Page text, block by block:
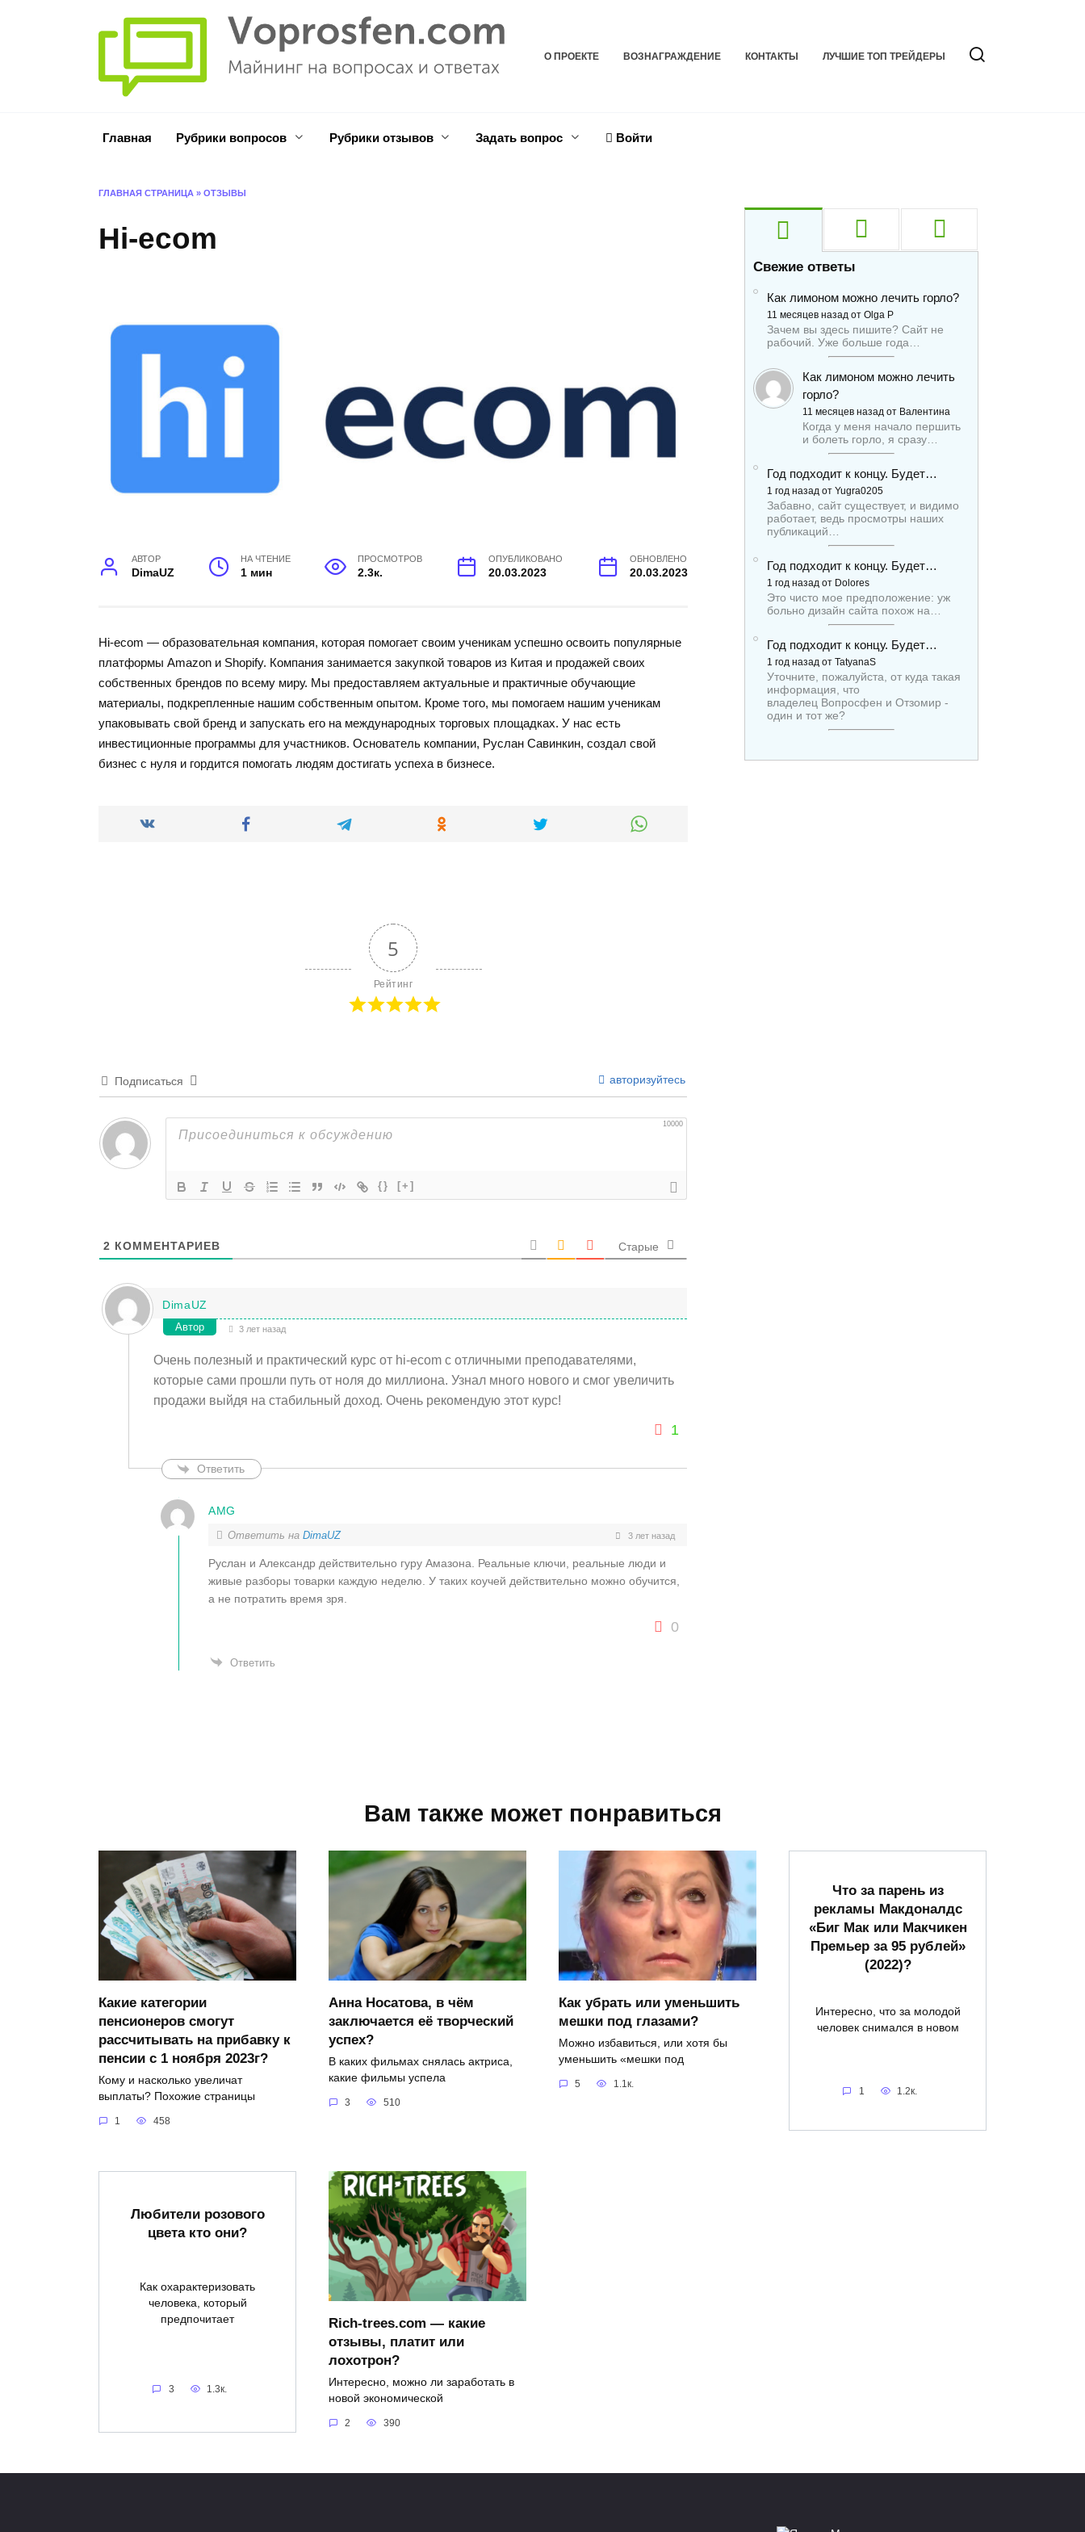
О ПРОЕКТЕ ВОЗНАГРАЖДЕНИЕ КОНТАКТЫ ЛУЧШИЕ ТОП ТРЕЙДЕРЫ
Главная Рубрики вопросов Рубрики отзывов Задать вопрос Войти
ГЛАВНАЯ СТРАНИЦА » ОТЗЫВЫ
Hi-ecom
АВТОР
DimaUZ
НА ЧТЕНИЕ
1 мин
ПРОСМОТРОВ
2.3к.
ОПУБЛИКОВАНО
20.03.2023
ОБНОВЛЕНО
20.03.2023
Hi-ecom — образовательная компания, которая помогает своим ученикам успешно освоить популярные
платформы Amazon и Shopify. Компания занимается закупкой товаров из Китая и продажей своих
собственных брендов по всему миру. Мы предоставляем актуальные и практичные обучающие
материалы, подкрепленные нашим собственным опытом. Кроме того, мы помогаем нашим ученикам
упаковывать свой бренд и запускать его на международных торговых площадках. У нас есть
инвестиционные программы для участников. Основатель компании, Руслан Савинкин, создал свой
бизнес с нуля и гордится помогать людям достигать успеха в бизнесе.
5
Рейтинг
Подписаться авторизуйтесь
10000
{} [+]
2 КОММЕНТАРИЕВ Старые
DimaUZ
Автор 3 лет назад
Очень полезный и практический курс от hi-ecom с отличными преподавателями,
которые сами прошли путь от ноля до миллиона. Узнал много нового и смог увеличить
продажи выйдя на стабильный доход. Очень рекомендую этот курс!
1
Ответить
AMG
Ответить на DimaUZ 3 лет назад
Руслан и Александр действительно гуру Амазона. Реальные ключи, реальные люди и
живые разборы товарки каждую неделю. У таких коучей действительно можно обучится,
а не потратить время зря.
0
Ответить
Свежие ответы
Как лимоном можно лечить горло?
11 месяцев назад от Olga P
Зачем вы здесь пишите? Сайт не
рабочий. Уже больше года…
Как лимоном можно лечить
горло?
11 месяцев назад от Валентина
Когда у меня начало першить
и болеть горло, я сразу…
Год подходит к концу. Будет…
1 год назад от Yugra0205
Забавно, сайт существует, и видимо
работает, ведь просмотры наших
публикаций…
Год подходит к концу. Будет…
1 год назад от Dolores
Это чисто мое предположение: уж
больно дизайн сайта похож на…
Год подходит к концу. Будет…
1 год назад от TatyanaS
Уточните, пожалуйста, от куда такая
информация, что
владелец Вопросфен и Отзомир -
один и тот же?
Вам также может понравиться
Какие категории
пенсионеров смогут
рассчитывать на прибавку к
пенсии с 1 ноября 2023г?
Кому и насколько увеличат
выплаты? Похожие страницы
1 458
Анна Носатова, в чём
заключается её творческий
успех?
В каких фильмах снялась актриса,
какие фильмы успела
3 510
Как убрать или уменьшить
мешки под глазами?
Можно избавиться, или хотя бы
уменьшить «мешки под
5 1.1к.
Что за парень из
рекламы Макдоналдс
«Биг Мак или Макчикен
Премьер за 95 рублей»
(2022)?
Интересно, что за молодой
человек снимался в новом
1 1.2к.
Любители розового
цвета кто они?
Как охарактеризовать
человека, который
предпочитает
3 1.3к.
Rich-trees.com — какие
отзывы, платит или
лохотрон?
Интересно, можно ли заработать в
новой экономической
2 390